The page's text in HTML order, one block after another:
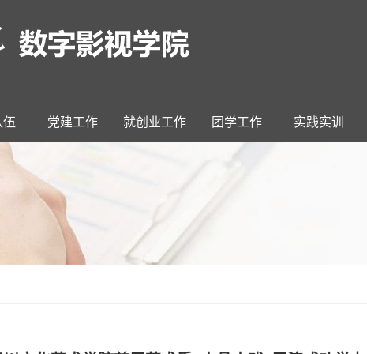
伍 党建工作 就创业工作 团学工作 实践实训